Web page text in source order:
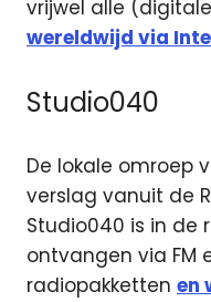
vrijwel alle
wereldwijd via
Studio040
De lokale omroep
verslag vanuit de
Studio040 is in de
ontvangen via FM
radiopakketten en